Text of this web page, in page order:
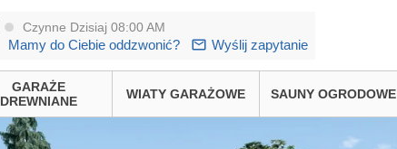
Czynne Dzisiaj 08:00 AM
Mamy do Ciebie oddzwonić? Wyślij zapytanie
GARAŻE
DREWNIANE
WIATY GARAŻOWE SAUNY OGRODOWE